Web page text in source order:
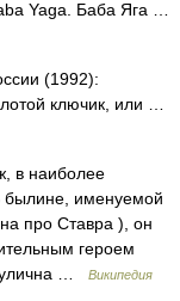
Yaga. Баба Яга …
(1992):
ключик, или …
в наиболее
былине, именуемой
про Ставра ), он
героем
…
Википедия